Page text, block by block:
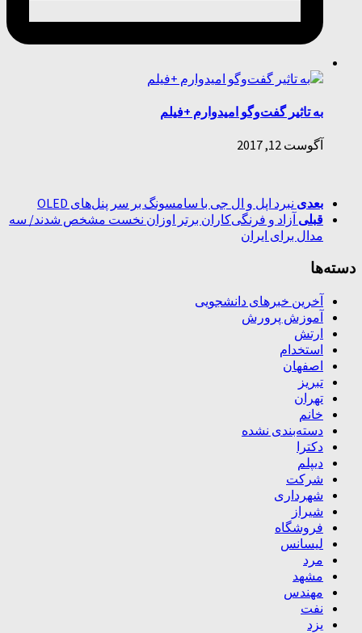
به تاثیر گفت‌وگو امیدوارم +فیلم
آگوست 12, 2017
بعدی نبرد اپل و ال جی با سامسونگ بر سر پنل‌های OLED
قبلی آزاد و فرنگی‌کاران برتر اوزان نخست مشخص شدند/ سه
مدال برای ایران
دسته‌ها
آخرین خبرهای دانشجویی
آموزش پرورش
ارتش
استخدام
اصفهان
تبریز
تهران
خانم
دسته‌بندی نشده
دکترا
دیپلم
شرکت
شهرداری
شیراز
فروشگاه
لیسانس
مرد
مشهد
مهندس
نفت
یزد